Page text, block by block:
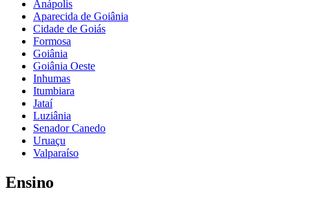
Anápolis
Aparecida de Goiânia
Cidade de Goiás
Formosa
Goiânia
Goiânia Oeste
Inhumas
Itumbiara
Jataí
Luziânia
Senador Canedo
Uruaçu
Valparaíso
Ensino